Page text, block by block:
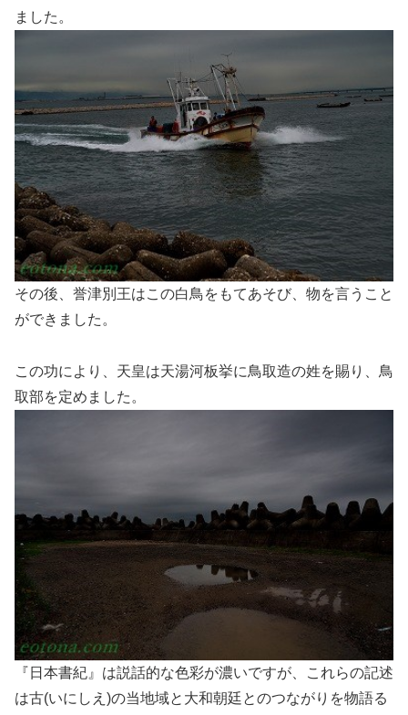
ました。
その後、誉津別王はこの白鳥をもてあそび、物を言うこと
ができました。
この功により、天皇は天湯河板挙に鳥取造の姓を賜り、鳥
取部を定めました。
『日本書紀』は説話的な色彩が濃いですが、これらの記述
は古(いにしえ)の当地域と大和朝廷とのつながりを物語る